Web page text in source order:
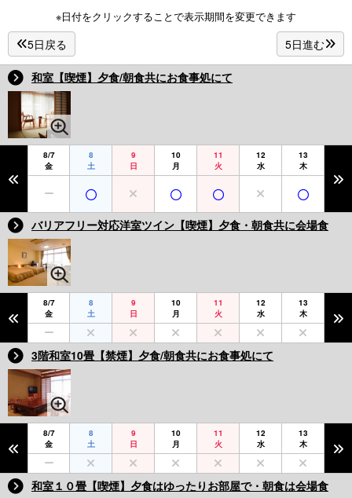
※日付をクリックすることで表示期間を変更できます
5日戻る 5日進む
和室【喫煙】夕食/朝食共にお食事処にて
8/7
金
8
土
9
日
10
月
11
火
12
水
13
木
バリアフリー対応洋室ツイン【喫煙】夕食・朝食共に会場食
8/7
金
8
土
9
日
10
月
11
火
12
水
13
木
3階和室10畳【禁煙】夕食/朝食共にお食事処にて
8/7
金
8
土
9
日
10
月
11
火
12
水
13
木
和室１０畳【喫煙】夕食はゆったりお部屋で・朝食は会場食